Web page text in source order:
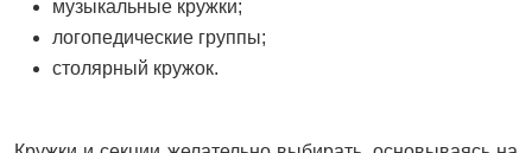
музыкальные кружки;
логопедические группы;
столярный кружок.